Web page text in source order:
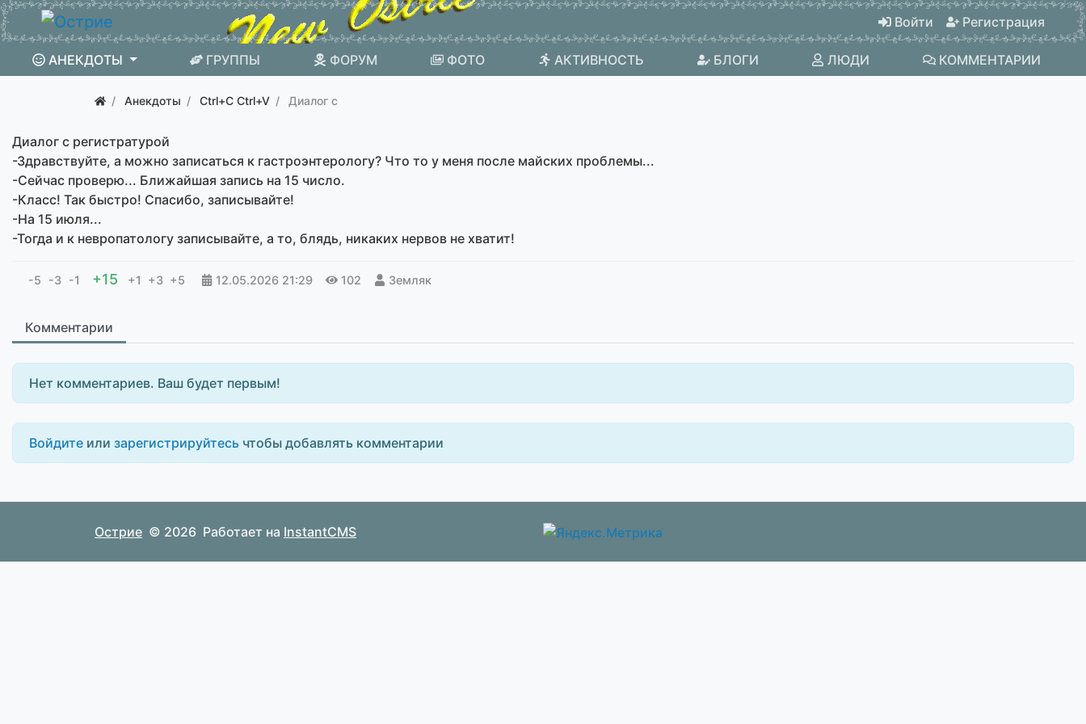
Войти Регистрация
АНЕКДОТЫ ГРУППЫ ФОРУМ ФОТО АКТИВНОСТЬ БЛОГИ ЛЮДИ КОММЕНТАРИИ
Анекдоты Ctrl+C Ctrl+V Диалог с
Диалог с регистратурой
-Здравствуйте, а можно записаться к гастроэнтерологу? Что то у меня после майских проблемы...
-Сейчас проверю... Ближайшая запись на 15 число.
-Класс! Так быстро! Спасибо, записывайте!
-На 15 июля...
-Тогда и к невропатологу записывайте, а то, блядь, никаких нервов не хватит!
-5 -3 -1 +15 +1 +3 +5 12.05.2026 21:29 102 Земляк
Комментарии
Нет комментариев. Ваш будет первым!
Войдите или зарегистрируйтесь чтобы добавлять комментарии
Острие © 2026 Работает на InstantCMS